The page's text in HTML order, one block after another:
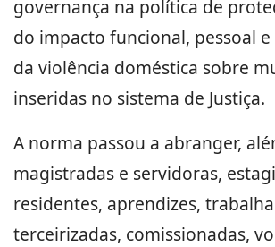
governança na política de
do impacto funcional, pessoal
da violência doméstica sobre
inseridas no sistema de Justiça.
A norma passou a abranger,
magistradas e servidoras,
residentes, aprendizes,
terceirizadas, comissionadas,